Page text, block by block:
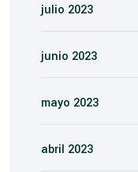
julio 2023
junio 2023
mayo 2023
abril 2023